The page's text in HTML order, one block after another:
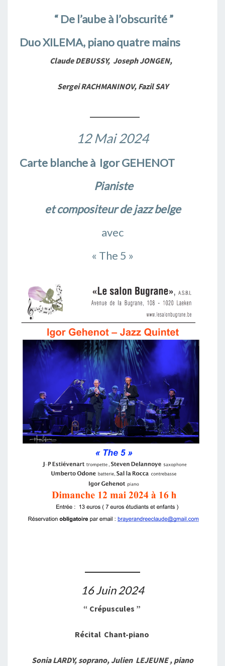
“ De l’aube à l’obscurité ”
Duo XILEMA, piano quatre mains
Claude DEBUSSY, Joseph JONGEN,
Sergei RACHMANINOV, Fazil SAY
12 Mai 2024
Carte blanche à Igor GEHENOT
Pianiste
et compositeur de jazz belge
avec
« The 5 »
16 Juin 2024
“ Crépuscules ”
Récital Chant-piano
Sonia LARDY, soprano, Julien LEJEUNE , piano